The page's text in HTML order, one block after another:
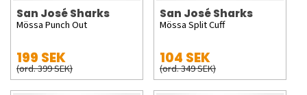
San José Sharks
Mössa Punch Out
199 SEK
(ord. 399 SEK)
San José Sharks
Mössa Split Cuff
104 SEK
(ord. 349 SEK)